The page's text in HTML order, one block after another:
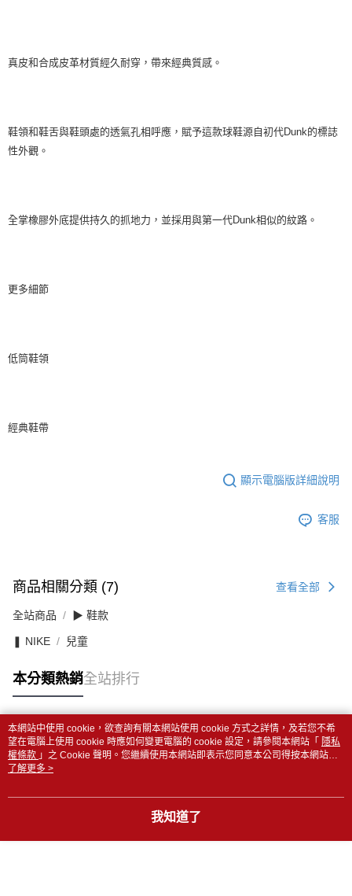
真皮和合成皮革材質經久耐穿，帶來經典質感。
鞋領和鞋舌與鞋頭處的透氣孔相呼應，賦予這款球鞋源自初代Dunk的標誌
性外觀。
全掌橡膠外底提供持久的抓地力，並採用與第一代Dunk相似的紋路。
更多細節
低筒鞋領
經典鞋帶
顯示電腦版詳細說明
客服
商品相關分類 (7) 查看全部
全站商品 ▶ 鞋款
❚ NIKE 兒童
本分類熱銷全站排行
熱門標籤
本網站中使用 cookie，欲查詢有關本網站使用 cookie 方式之詳情，及若您不希
望在電腦上使用 cookie 時應如何變更電腦的 cookie 設定，請參閱本網站「 隱私
權條款 」之 Cookie 聲明。您繼續使用本網站即表示您同意本公司得按本網站使
用條款之 Cookie 聲明使用 cookie。
了解更多 >
我知道了